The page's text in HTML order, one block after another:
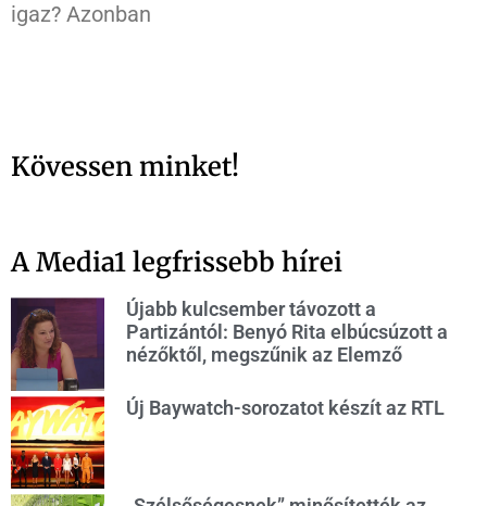
igaz? Azonban
Kövessen minket!
A Media1 legfrissebb hírei
Újabb kulcsember távozott a
Partizántól: Benyó Rita elbúcsúzott a
nézőktől, megszűnik az Elemző
Új Baywatch-sorozatot készít az RTL